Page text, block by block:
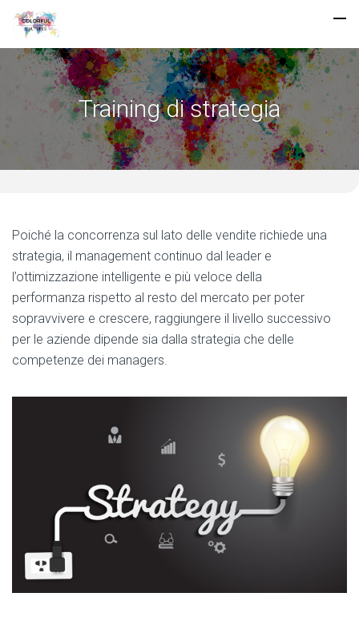
Training di strategia
Poiché la concorrenza sul lato delle vendite richiede una
strategia, il management continuo dal leader e
l’ottimizzazione intelligente e più veloce della
performanza rispetto al resto del mercato per poter
sopravvivere e crescere, raggiungere il livello successivo
per le aziende dipende sia dalla strategia che delle
competenze dei managers.